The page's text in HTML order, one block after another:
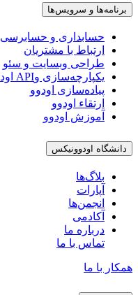
برنامه‌ها و سرویس‌ها
حسابداری و حسابرسی
ارتباط با مشتریان
طراحی وبسایت و سئو
یکپارچه‌سازی وAPI اودوو
پیاده‌سازی اودوو
ارتقاء اودوو
آموزش اودوو
دانشگاه اودوونیکس
بلاگ‌ها
آپارات
انجمن‌ها
آکادمی
درباره ما
تماس با ما
همکار با ما